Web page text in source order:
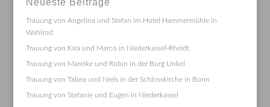
Trauung von Angelina und Stefan im Hotel Hammermühle in
Wahlrod
Trauung von Kira und Marco in Niederkassel-Rheidt
Trauung von Mareike und Robin in der Burg Unkel
Trauung von Tabea und Niels in der Schlosskirche in Bonn
Trauung von Stefanie und Eugen in Niederkassel